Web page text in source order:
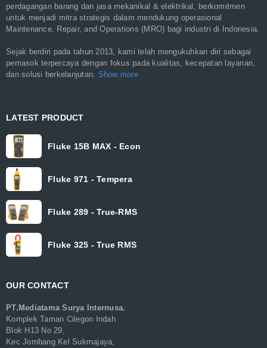
perdagangan barang dan jasa mekanikal & elektrikal, berkomitmen
untuk menjadi mitra strategis dalam mendukung operasional
Maintenance, Repair, and Operations (MRO) bagi industri di Indonesia.
Sejak berdiri pada tahun 2013, kami telah mengukuhkan diri sebagai
pemasok terpercaya dengan fokus pada kualitas, kecepatan layanan,
dan solusi berkelanjutan. Show more
LATEST PRODUCT
Fluke 15B MAX - Econ
Fluke 971 - Tempera
Fluke 289 - True-RMS
Fluke 325 - True RMS
OUR CONTACT
PT.Mediatama Surya Internusa.
Komplek Taman Cilegon Indah
Blok H13 No 29,
Kec Jombang Kel Sukmajaya,